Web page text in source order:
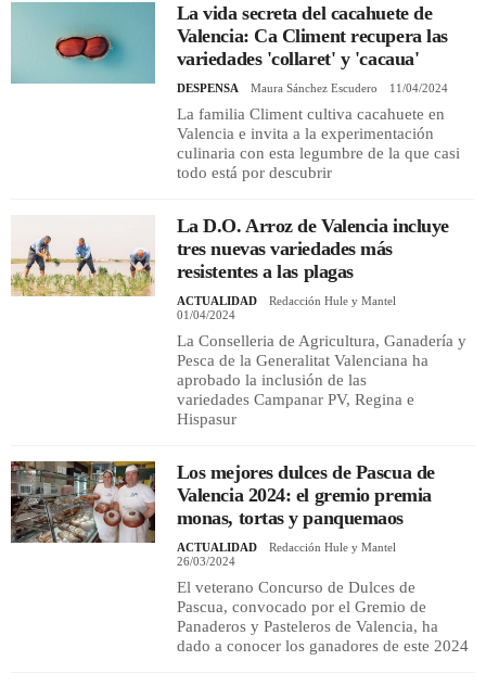
La vida secreta del cacahuete de
Valencia: Ca Climent recupera las
variedades 'collaret' y 'cacaua'
DESPENSA Maura Sánchez Escudero 11/04/2024
La familia Climent cultiva cacahuete en
Valencia e invita a la experimentación
culinaria con esta legumbre de la que casi
todo está por descubrir
La D.O. Arroz de Valencia incluye
tres nuevas variedades más
resistentes a las plagas
ACTUALIDAD
Redacción Hule y Mantel
01/04/2024
La Conselleria de Agricultura, Ganadería y
Pesca de la Generalitat Valenciana ha
aprobado la inclusión de las
variedades Campanar PV, Regina e
Hispasur
Los mejores dulces de Pascua de
Valencia 2024: el gremio premia
monas, tortas y panquemaos
ACTUALIDAD
Redacción Hule y Mantel
26/03/2024
El veterano Concurso de Dulces de
Pascua, convocado por el Gremio de
Panaderos y Pasteleros de Valencia, ha
dado a conocer los ganadores de este 2024